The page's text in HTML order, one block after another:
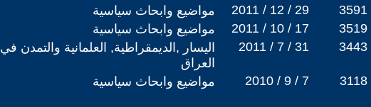
مواضيع وابحاث سياسية
2011 / 12 / 29 3591
مواضيع وابحاث سياسية
2011 / 10 / 17 3519
اليسار ,الديمقراطية, العلمانية والتمدن في
العراق
2011 / 7 / 31 3443
مواضيع وابحاث سياسية 2010 / 9 / 7 3118